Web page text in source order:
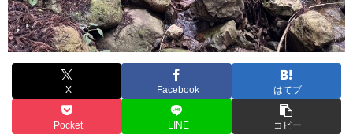
X Facebook はてブ
Pocket LINE コピー